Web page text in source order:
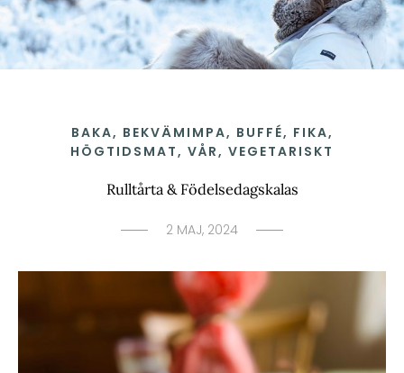
BAKA, BEKVÄMIMPA, BUFFÉ, FIKA,
HÖGTIDSMAT, VÅR, VEGETARISKT
Rulltårta & Födelsedagskalas
2 MAJ, 2024